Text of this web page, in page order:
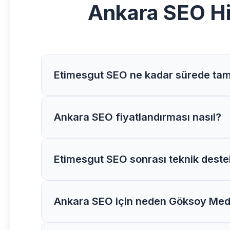
Ankara SEO
Etimesgut SEO ne kadar sürede
Etimesgut bölgesindeki SEO projelerimiz
Ankara SEO fiyatlandırması nasıl?
Ankara bölgesinde SEO fiyatlarımız proje
Etimesgut SEO sonrası teknik
Evet, Etimesgut bölgesindeki tüm SEO
Ankara SEO için neden Göksoy